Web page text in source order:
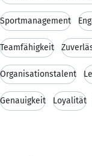
Sportmanagement
Teamfähigkeit
Organisationstalent
Genauigkeit Loyalität